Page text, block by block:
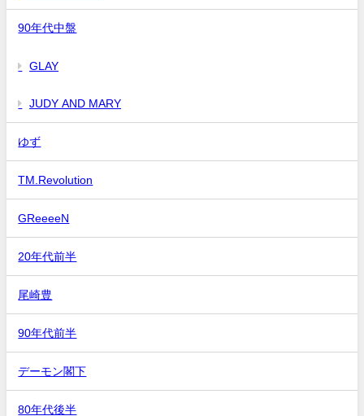
90年代中盤
GLAY
JUDY AND MARY
ゆず
TM.Revolution
GReeeeN
20年代前半
尾崎豊
90年代前半
デーモン閣下
80年代後半